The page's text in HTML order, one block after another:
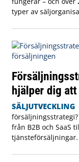
typer av
hjälper dig
SÄLJUTVECKLING
från B2B och SaaS
tjänsteförsäljningar.